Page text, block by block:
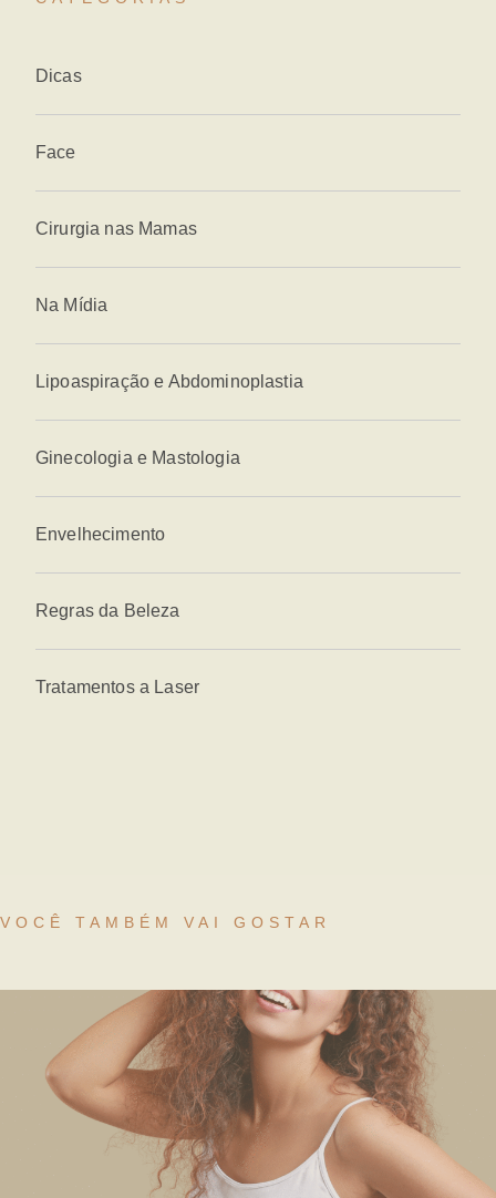
Dicas
Face
Cirurgia nas Mamas
Na Mídia
Lipoaspiração e Abdominoplastia
Ginecologia e Mastologia
Envelhecimento
Regras da Beleza
Tratamentos a Laser
VOCÊ TAMBÉM VAI GOSTAR